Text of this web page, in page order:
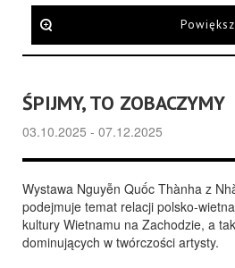
Powiększ
ŚPIJMY, TO ZOBACZYMY
03.10.2025 - 07.12.2025
Wystawa Nguyễn Quốc Thànha z
podejmuje temat relacji polsko-
kultury Wietnamu na Zachodzie, a
dominujących w twórczości artysty.